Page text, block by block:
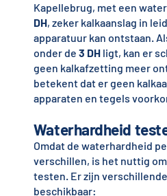
Kapellebrug, met een
DH, zeker kalkaanslag in
apparatuur kan ontstaan.
onder de 3 DHligt, kan er
geen kalkafzetting meer
betekent dat er geen
apparaten en tegels
Waterhardheid
Omdat de waterhardheid
verschillen, is het nuttig
testen. Er zijn
beschikbaar: